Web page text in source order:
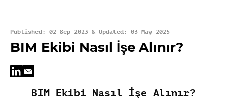
Published: 02 Sep 2023 & Updated: 03 May 2025
BIM Ekibi Nasıl İşe Alınır?
BIM Ekibi Nasıl İşe Alınır?